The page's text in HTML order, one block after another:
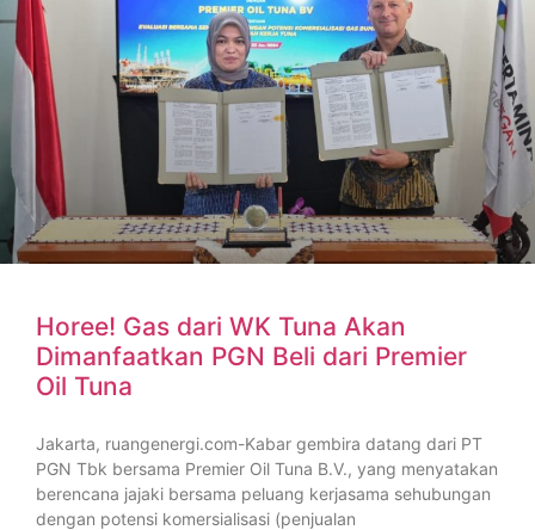
Horee! Gas dari WK Tuna Akan
Dimanfaatkan PGN Beli dari Premier
Oil Tuna
Jakarta, ruangenergi.com-Kabar gembira datang dari PT
PGN Tbk bersama Premier Oil Tuna B.V., yang menyatakan
berencana jajaki bersama peluang kerjasama sehubungan
dengan potensi komersialisasi (penjualan